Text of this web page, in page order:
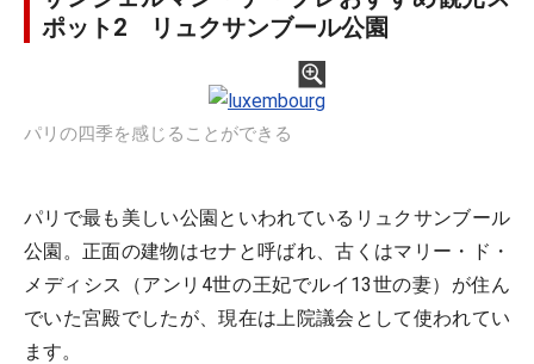
ポット2 リュクサンブール公園
パリの四季を感じることができる
パリで最も美しい公園といわれているリュクサンブール
公園。正面の建物はセナと呼ばれ、古くはマリー・ド・
メディシス（アンリ4世の王妃でルイ13世の妻）が住ん
でいた宮殿でしたが、現在は上院議会として使われてい
ます。